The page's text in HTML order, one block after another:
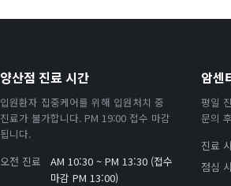
양산점 진료 시간
입원환자 집중케어를 위해 입원처치 중
진료가 불가합니다. PM 19:00 접수 마감
됩니다.
오전 진료
AM 10:30 ~ PM 13:30 (접수
마감 PM 13:00)
암센
평일
문의
진료
점심